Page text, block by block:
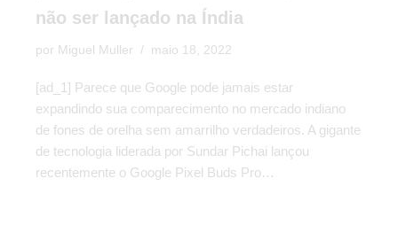
não ser lançado na Índia
por Miguel Muller maio 18, 2022
[ad_1] Parece que Google pode jamais estar
expandindo sua comparecimento no mercado indiano
de fones de orelha sem amarrilho verdadeiros. A gigante
de tecnologia liderada por Sundar Pichai lançou
recentemente o Google Pixel Buds Pro…